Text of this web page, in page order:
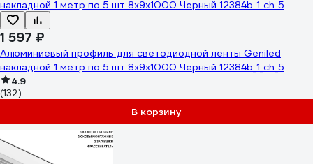
1 597 ₽
Алюминиевый профиль для светодиодной ленты Geniled
накладной 1 метр по 5 шт 8x9х1000 Черный 12384b_1_ch_5
4.9
(132)
В корзину